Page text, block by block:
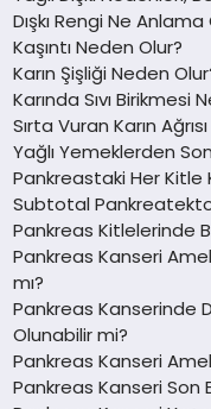
Dışkı Rengi Ne Anlama
Kaşıntı Neden Olur?
Karın Şişliği Neden
Karında Sıvı Birikmesi
Sırta Vuran Karın
Yağlı Yemeklerden
Pankreastaki Her Kitle
Subtotal
Pankreas Kitlelerinde
Pankreas Kanseri
mı?
Pankreas Kanserinde
Olunabilir mi?
Pankreas Kanseri
Pankreas Kanseri Son